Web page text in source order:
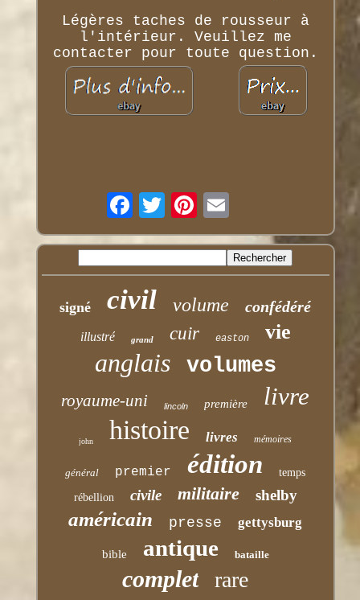
Légères taches de rousseur à
l'intérieur. Veuillez me
contacter pour toute question.
signé civil volume confédéré
illustré grand cuir easton vie
anglais volumes
royaume-uni lincoln première livre
john histoire livres mémoires
général premier édition temps
rébellion civile militaire shelby
américain presse gettysburg
bible antique bataille
complet rare